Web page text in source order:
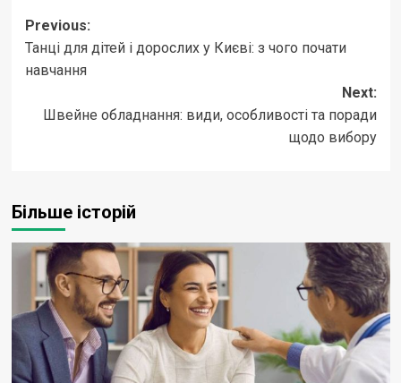
Post
navigation
Previous:
Танці для дітей і дорослих у Києві: з чого почати
навчання
Next:
Швейне обладнання: види, особливості та поради
щодо вибору
Більше історій